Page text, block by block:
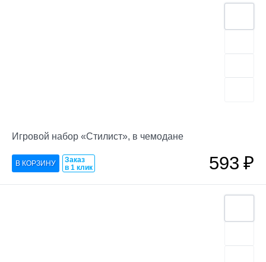
Игровой набор «Стилист», в чемодане
Заказ
в 1 клик
593₽